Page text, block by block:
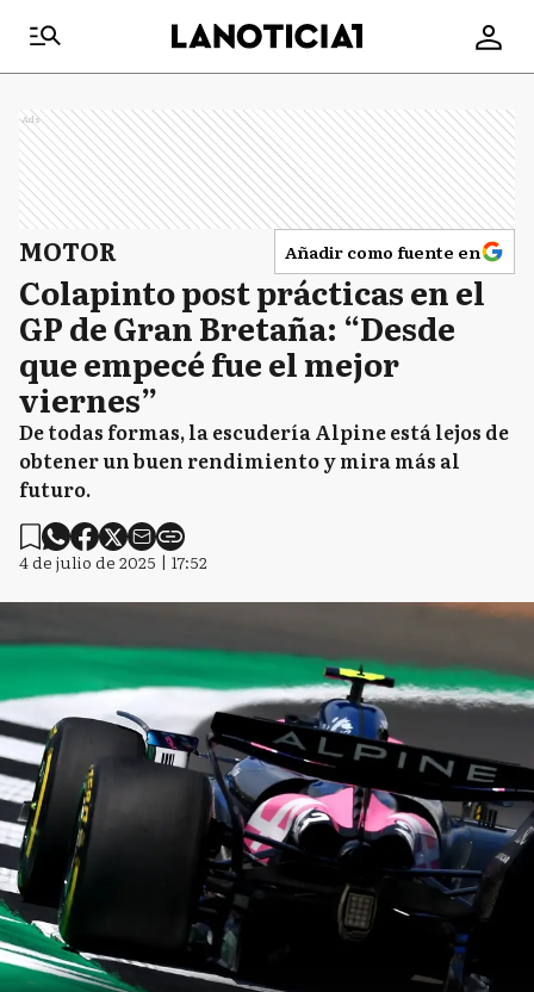
Ads
MOTOR Añadir como fuente en
Colapinto post prácticas en el
GP de Gran Bretaña: “Desde
que empecé fue el mejor
viernes”
De todas formas, la escudería Alpine está lejos de
obtener un buen rendimiento y mira más al
futuro.
4 de julio de 2025 | 17:52